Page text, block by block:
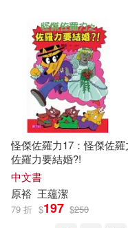
怪傑佐羅力17：怪傑佐羅
佐羅力要結婚?!
中文書
原裕 王蘊潔
79 折 $197 $250